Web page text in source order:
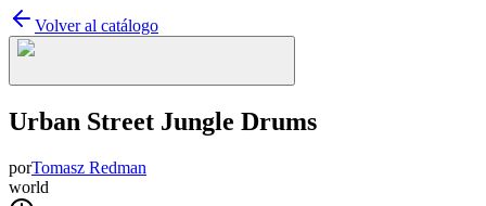
Volver al catálogo
Urban Street Jungle Drums
porTomasz Redman
world